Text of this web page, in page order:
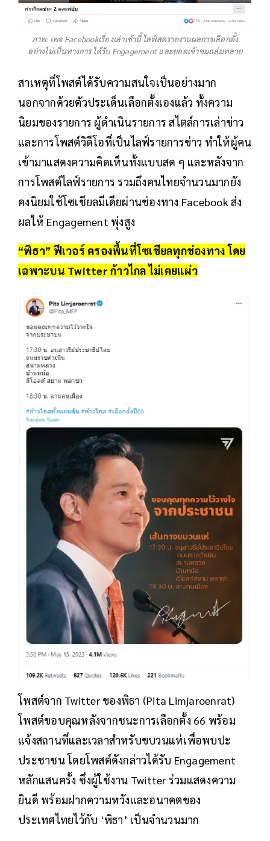
ภาพ: เพจ Facebookเรื่องเล่าเช้านี้ ไลฟ์สดรายงานผลการเลือกตั้ง
อย่างไม่เป็นทางการ ได้รับ Engagement และยอดเข้าชมถล่มทลาย
สาเหตุที่โพสต์ได้รับความสนใจเป็นอย่างมาก
นอกจากด้วยตัวประเด็นเลือกตั้งเองแล้ว ทั้งความ
นิยมของรายการ ผู้ดำเนินรายการ สไตล์การเล่าข่าว
และการโพสต์วิดีโอที่เป็นไลฟ์รายการข่าว ทำให้ผู้คน
เข้ามาแสดงความคิดเห็นทั้งแบบสด ๆ และหลังจาก
การโพสต์ไลฟ์รายการ รวมถึงคนไทยจำนวนมากยัง
คงนิยมใช้โซเชียลมีเดียผ่านช่องทาง Facebook ส่ง
ผลให้ Engagement พุ่งสูง
“พิธา” ฟีเวอร์ ครองพื้นที่โซเชียลทุกช่องทาง โดย
เฉพาะบน Twitter ก้าวไกล ไม่เคยแผ่ว
โพสต์จาก Twitter ของพิธา (Pita Limjaroenrat)
โพสต์ขอบคุณหลังจากชนะการเลือกตั้ง 66 พร้อม
แจ้งสถานที่และเวลาสำหรับขบวนแห่เพื่อพบปะ
ประชาชน โดยโพสต์ดังกล่าวได้รับ Engagement
หลักแสนครั้ง ซึ่งผู้ใช้งาน Twitter ร่วมแสดงความ
ยินดี พร้อมฝากความหวังและอนาคตของ
ประเทศไทยไว้กับ ‘พิธา’ เป็นจำนวนมาก